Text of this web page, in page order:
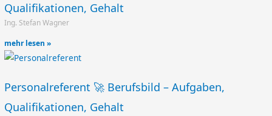
Qualifikationen, Gehalt
Ing. Stefan Wagner
mehr lesen »
Personalreferent 🚀 Berufsbild – Aufgaben,
Qualifikationen, Gehalt